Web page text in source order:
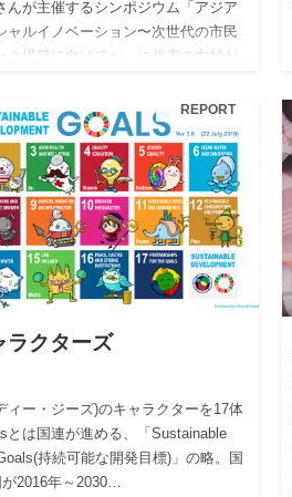
んが主催するシンポジウム「アジア
ャルイノベーション〜次世代の市民
ク構築に向けて〜」に代表の中村が
REPORT
ラクターズ
ィー・ジーズ)のキャラクターを17体
とは国連が進める、「Sustainable
持続可能な開発目標)」の略。国
2016年～2030…